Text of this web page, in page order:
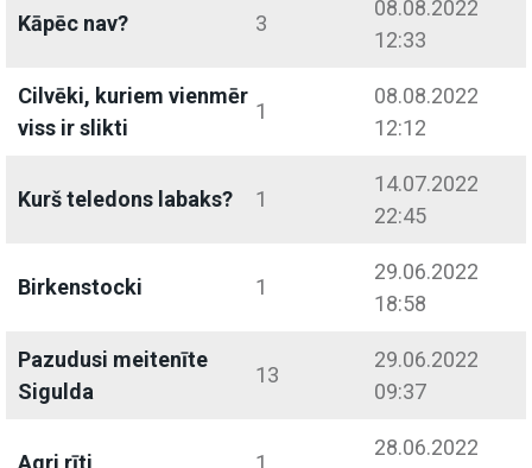
Kāpēc nav? 3
08.08.2022
12:33
Cilvēki, kuriem vienmēr
viss ir slikti
1
08.08.2022
12:12
Kurš teledons labaks? 1
14.07.2022
22:45
Birkenstocki 1
29.06.2022
18:58
Pazudusi meitenīte
Sigulda
13
29.06.2022
09:37
Agri rīti 1
28.06.2022